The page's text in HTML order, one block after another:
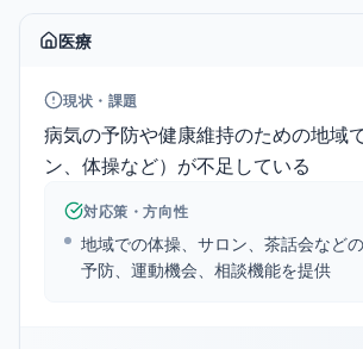
医療
現状・課題
病気の予防や健康維持のための地域
ン、体操など）が不足している
対応策・方向性
地域での体操、サロン、茶話会など
予防、運動機会、相談機能を提供